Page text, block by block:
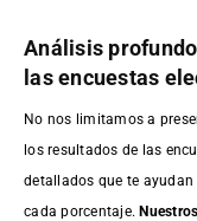
Análisis
las encuestas
No nos limitamos a
los resultados de las
detallados que te
cada porcentaje.